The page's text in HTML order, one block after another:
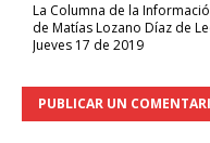
La Columna de la
de Matías Lozano Díaz de
Jueves 17 de 2019
PUBLICAR UN